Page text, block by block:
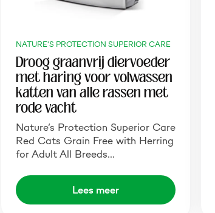
NATURE'S PROTECTION SUPERIOR CARE
Droog graanvrij diervoeder
met haring voor volwassen
katten van alle rassen met
rode vacht
Nature’s Protection Superior Care
Red Cats Grain Free with Herring
for Adult All Breeds…
Lees meer